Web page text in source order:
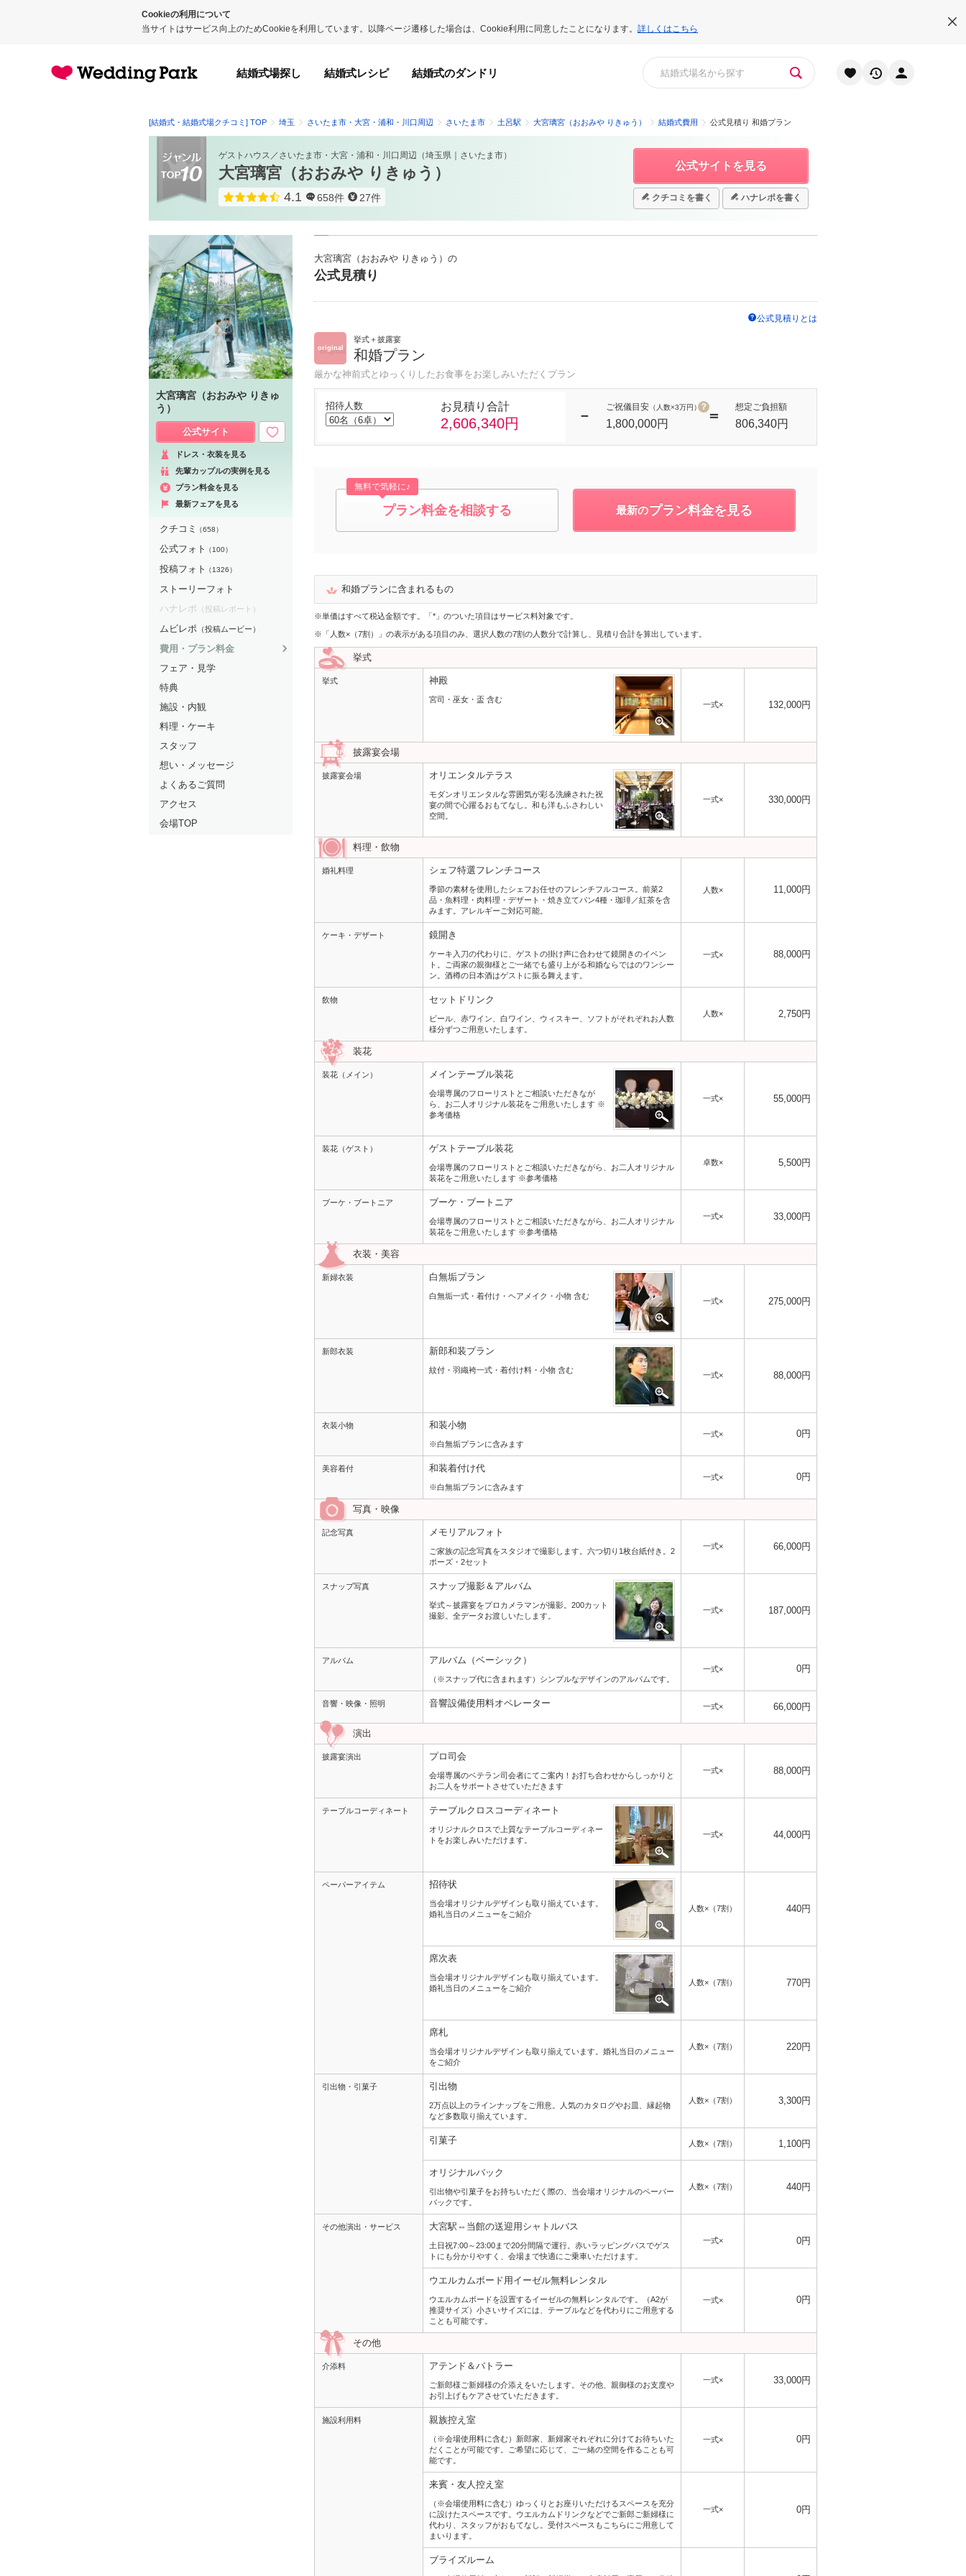
Cookieの利用について
当サイトはサービス向上のためCookieを利用しています。以降ページ遷移した場合は、Cookie利用に同意したことになります。 詳しくはこちら
結婚式場探し 結婚式レシピ 結婚式のダンドリ
[結婚式・結婚式場クチコミ] TOP 埼玉 さいたま市・大宮・浦和・川口周辺 さいたま市 土呂駅 大宮璃宮（おおみや りきゅう） 結婚式費用 公式見積り 和婚プラン
ゲストハウス ／ さいたま市・大宮・浦和・川口周辺 （埼玉県 さいたま市）
大宮璃宮（おおみや りきゅう）
点数
4.1 658件 27件
公式サイトを見る
クチコミを書く ハナレポを書く
大宮璃宮（おおみや りきゅう）の
公式見積り
公式見積りとは
挙式＋披露宴
和婚プラン
厳かな神前式とゆっくりしたお食事をお楽しみいただくプラン
招待人数 お見積り合計
2,606,340円
ご祝儀目安 （人数×3万円） ？
1,800,000円
想定ご負担額
806,340円
無料で気軽に♪
プラン料金を相談する 最新のプラン料金を見る
和婚プランに含まれるもの
※単価はすべて税込金額です。「*」のついた項目はサービス料対象です。
※「人数×（7割）」の表示がある項目のみ、選択人数の7割の人数分で計算し、見積り合計を算出しています。
挙式
挙式 神殿
宮司・巫女・盃 含む
一式× 132,000円
披露宴会場
披露宴会場 オリエンタルテラス
モダンオリエンタルな雰囲気が彩る洗練された祝
宴の間で心躍るおもてなし。和も洋もふさわしい
空間。
一式× 330,000円
料理・飲物
婚礼料理 シェフ特選フレンチコース
季節の素材を使用したシェフお任せのフレンチフルコース。前菜2
品・魚料理・肉料理・デザート・焼き立てパン4種・珈琲／紅茶を含
みます。アレルギーご対応可能。
人数× 11,000円
ケーキ・デザート 鏡開き
ケーキ入刀の代わりに、ゲストの掛け声に合わせて鏡開きのイベン
ト。ご両家の親御様とご一緒でも盛り上がる和婚ならではのワンシー
ン。酒樽の日本酒はゲストに振る舞えます。
一式× 88,000円
飲物 セットドリンク
ビール、赤ワイン、白ワイン、ウィスキー、ソフトがそれぞれお人数
様分ずつご用意いたします。
人数× 2,750円
装花
装花（メイン） メインテーブル装花
会場専属のフローリストとご相談いただきなが
ら、お二人オリジナル装花をご用意いたします ※
参考価格
一式× 55,000円
装花（ゲスト） ゲストテーブル装花
会場専属のフローリストとご相談いただきながら、お二人オリジナル
装花をご用意いたします ※参考価格
卓数× 5,500円
ブーケ・ブートニア ブーケ・ブートニア
会場専属のフローリストとご相談いただきながら、お二人オリジナル
装花をご用意いたします ※参考価格
一式× 33,000円
衣装・美容
新婦衣装 白無垢プラン
白無垢一式・着付け・ヘアメイク・小物 含む
一式× 275,000円
新郎衣装 新郎和装プラン
紋付・羽織袴一式・着付け料・小物 含む
一式× 88,000円
衣装小物 和装小物
※白無垢プランに含みます
一式× 0円
美容着付 和装着付け代
※白無垢プランに含みます
一式× 0円
写真・映像
記念写真 メモリアルフォト
ご家族の記念写真をスタジオで撮影します。六つ切り1枚台紙付き。2
ポーズ・2セット
一式× 66,000円
スナップ写真 スナップ撮影＆アルバム
挙式～披露宴をプロカメラマンが撮影。200カット
撮影。全データお渡しいたします。
一式× 187,000円
アルバム アルバム（ベーシック）
（※スナップ代に含まれます）シンプルなデザインのアルバムです。
一式× 0円
音響・映像・照明 音響設備使用料オペレーター 一式× 66,000円
演出
披露宴演出 プロ司会
会場専属のベテラン司会者にてご案内！お打ち合わせからしっかりと
お二人をサポートさせていただきます
一式× 88,000円
テーブルコーディネート テーブルクロスコーディネート
オリジナルクロスで上質なテーブルコーディネー
トをお楽しみいただけます。
一式× 44,000円
ペーパーアイテム 招待状
当会場オリジナルデザインも取り揃えています。
婚礼当日のメニューをご紹介
人数× （7割） 440円
席次表
当会場オリジナルデザインも取り揃えています。
婚礼当日のメニューをご紹介
人数× （7割） 770円
席札
当会場オリジナルデザインも取り揃えています。婚礼当日のメニュー
をご紹介
人数× （7割） 220円
引出物・引菓子 引出物
2万点以上のラインナップをご用意。人気のカタログやお皿、縁起物
など多数取り揃えています。
人数× （7割） 3,300円
引菓子 人数× （7割） 1,100円
オリジナルバック
引出物や引菓子をお持ちいただく際の、当会場オリジナルのペーパー
バックです。
人数× （7割） 440円
その他演出・サービス 大宮駅⇔当館の送迎用シャトルバス
土日祝7:00～23:00まで20分間隔で運行。赤いラッピングバスでゲス
トにも分かりやすく、会場まで快適にご乗車いただけます。
一式× 0円
ウエルカムボード用イーゼル無料レンタル
ウエルカムボードを設置するイーゼルの無料レンタルです。（A2が
推奨サイズ）小さいサイズには、テーブルなどを代わりにご用意する
ことも可能です。
一式× 0円
その他
介添料 アテンド＆バトラー
ご新郎様ご新婦様の介添えをいたします。その他、親御様のお支度や
お引上げもケアさせていただきます。
一式× 33,000円
施設利用料 親族控え室
（※会場使用料に含む）新郎家、新婦家それぞれに分けてお待ちいた
だくことが可能です。ご希望に応じて、ご一緒の空間を作ることも可
能です。
一式× 0円
来賓・友人控え室
（※会場使用料に含む）ゆっくりとお座りいただけるスペースを充分
に設けたスペースです。ウエルカムドリンクなどでご新郎ご新婦様に
代わり、スタッフがおもてなし。受付スペースもこちらにご用意して
まいります。
一式× 0円
ブライズルーム
大宮璃宮（おおみや りきゅ
う）
公式サイト
ドレス・衣装を見る
先輩カップルの実例を見る
プラン料金を見る
最新フェアを見る
クチコミ （658）
公式フォト （100）
投稿フォト （1326）
ストーリーフォト
ハナレポ （投稿レポート）
ムビレポ （投稿ムービー）
費用・プラン料金
フェア・見学
特典
施設・内観
料理・ケーキ
スタッフ
想い・メッセージ
よくあるご質問
アクセス
会場TOP